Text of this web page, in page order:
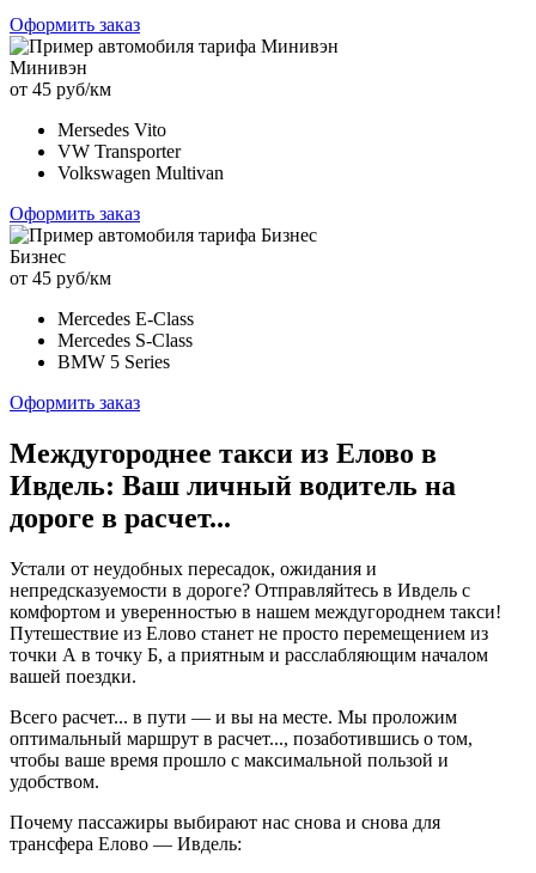
Оформить заказ
Минивэн
от 45 руб/км
Mersedes Vito
VW Transporter
Volkswagen Multivan
Оформить заказ
Бизнес
от 45 руб/км
Mercedes E-Class
Mercedes S-Class
BMW 5 Series
Оформить заказ
Междугороднее такси из Елово в
Ивдель: Ваш личный водитель на
дороге в расчет...
Устали от неудобных пересадок, ожидания и
непредсказуемости в дороге? Отправляйтесь в Ивдель с
комфортом и уверенностью в нашем междугороднем такси!
Путешествие из Елово станет не просто перемещением из
точки А в точку Б, а приятным и расслабляющим началом
вашей поездки.
Всего расчет... в пути — и вы на месте. Мы проложим
оптимальный маршрут в расчет..., позаботившись о том,
чтобы ваше время прошло с максимальной пользой и
удобством.
Почему пассажиры выбирают нас снова и снова для
трансфера Елово — Ивдель: